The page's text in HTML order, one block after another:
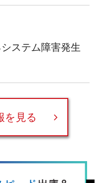
ステム障害発生
を見る